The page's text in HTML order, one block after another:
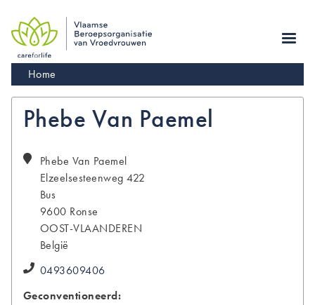
main
navigation
Kruimelpad
Home
Phebe Van Paemel
Phebe Van Paemel
Elzeelsesteenweg 422
Bus
9600 Ronse
OOST-VLAANDEREN
België
0493609406
Geconventioneerd: